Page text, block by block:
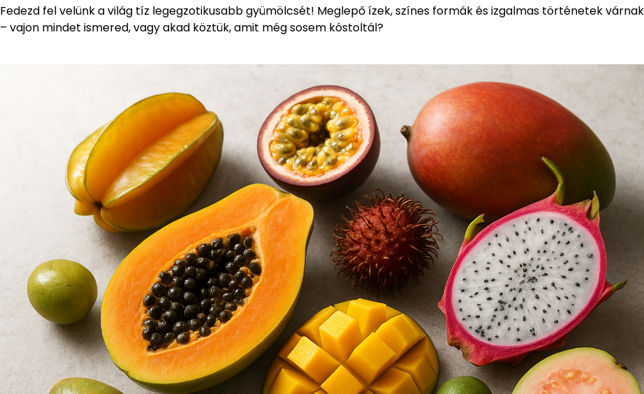
Fedezd fel velünk a világ tíz legegzotikusabb gyümölcsét! Meglepő ízek, színes formák és izgalmas történetek
– vajon mindet ismered, vagy akad köztük, amit még sosem kóstoltál?